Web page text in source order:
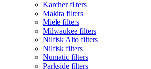
Karcher filters
Makita filters
Miele filters
Milwaukee filters
Nilfisk Alto filters
Nilfisk filters
Numatic filters
Parkside filters